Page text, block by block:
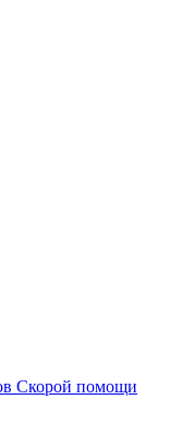
Скорой помощи